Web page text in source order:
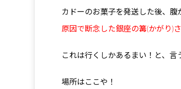
カドーのお菓子を発送した後、腹
原因で断念した銀座の篝(かがり)
これは行くしかあるまい！と、言
場所はここや！